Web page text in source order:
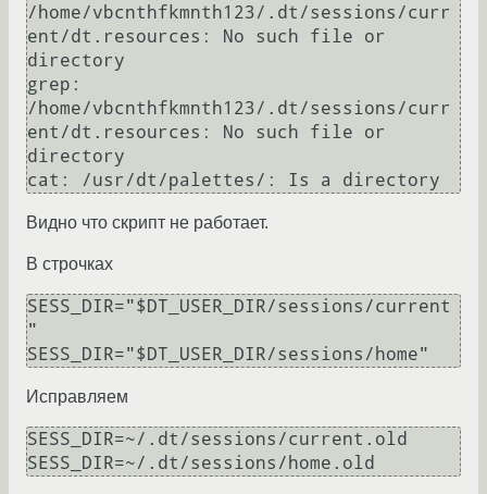
/home/vbcnthfkmnth123/.dt/sessions/curr
ent/dt.resources: No such file or
directory
grep:
/home/vbcnthfkmnth123/.dt/sessions/curr
ent/dt.resources: No such file or
directory
Видно что скрипт не работает.
В строчках
SESS_DIR="$DT_USER_DIR/sessions/current
"
Исправляем
SESS_DIR=~/.dt/sessions/current.old